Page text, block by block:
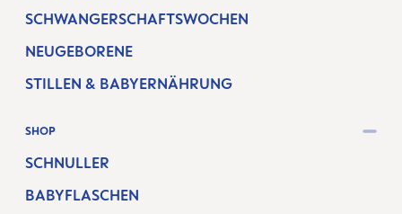
SCHWANGERSCHAFTSWOCHEN
NEUGEBORENE
STILLEN & BABYERNÄHRUNG
SHOP
SCHNULLER
BABYFLASCHEN